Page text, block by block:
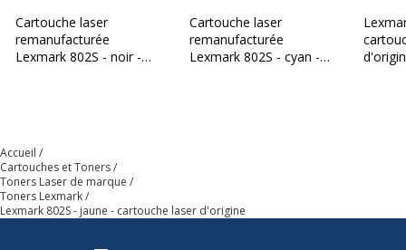
Cartouche laser
remanufacturée
Lexmark 802S - noir -
Cartouche laser
remanufacturée
Lexmark 802S - cyan -
Accueil
Cartouches et Toners
Toners Laser de marque
Toners Lexmark
Lexmark 802S - jaune - cartouche laser d'origine